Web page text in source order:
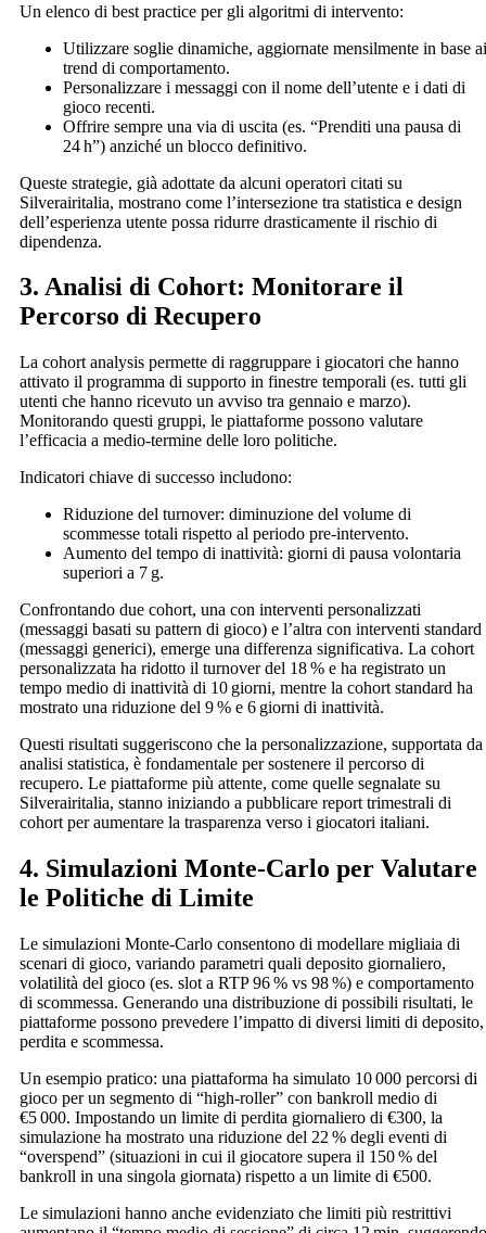
Un elenco di best practice per gli algoritmi di intervento:
Utilizzare soglie dinamiche, aggiornate mensilmente in base ai
trend di comportamento.
Personalizzare i messaggi con il nome dell’utente e i dati di
gioco recenti.
Offrire sempre una via di uscita (es. “Prenditi una pausa di
24 h”) anziché un blocco definitivo.
Queste strategie, già adottate da alcuni operatori citati su
Silverairitalia, mostrano come l’intersezione tra statistica e design
dell’esperienza utente possa ridurre drasticamente il rischio di
dipendenza.
3. Analisi di Cohort: Monitorare il
Percorso di Recupero
La cohort analysis permette di raggruppare i giocatori che hanno
attivato il programma di supporto in finestre temporali (es. tutti gli
utenti che hanno ricevuto un avviso tra gennaio e marzo).
Monitorando questi gruppi, le piattaforme possono valutare
l’efficacia a medio‑termine delle loro politiche.
Indicatori chiave di successo includono:
Riduzione del turnover: diminuzione del volume di
scommesse totali rispetto al periodo pre‑intervento.
Aumento del tempo di inattività: giorni di pausa volontaria
superiori a 7 g.
Confrontando due cohort, una con interventi personalizzati
(messaggi basati su pattern di gioco) e l’altra con interventi standard
(messaggi generici), emerge una differenza significativa. La cohort
personalizzata ha ridotto il turnover del 18 % e ha registrato un
tempo medio di inattività di 10 giorni, mentre la cohort standard ha
mostrato una riduzione del 9 % e 6 giorni di inattività.
Questi risultati suggeriscono che la personalizzazione, supportata da
analisi statistica, è fondamentale per sostenere il percorso di
recupero. Le piattaforme più attente, come quelle segnalate su
Silverairitalia, stanno iniziando a pubblicare report trimestrali di
cohort per aumentare la trasparenza verso i giocatori italiani.
4. Simulazioni Monte‑Carlo per Valutare
le Politiche di Limite
Le simulazioni Monte‑Carlo consentono di modellare migliaia di
scenari di gioco, variando parametri quali deposito giornaliero,
volatilità del gioco (es. slot a RTP 96 % vs 98 %) e comportamento
di scommessa. Generando una distribuzione di possibili risultati, le
piattaforme possono prevedere l’impatto di diversi limiti di deposito,
perdita e scommessa.
Un esempio pratico: una piattaforma ha simulato 10 000 percorsi di
gioco per un segmento di “high‑roller” con bankroll medio di
€5 000. Impostando un limite di perdita giornaliero di €300, la
simulazione ha mostrato una riduzione del 22 % degli eventi di
“overspend” (situazioni in cui il giocatore supera il 150 % del
bankroll in una singola giornata) rispetto a un limite di €500.
Le simulazioni hanno anche evidenziato che limiti più restrittivi